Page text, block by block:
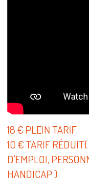
18 € PLEIN TARIF
10 € TARIF
D'EMPLOI,
HANDICAP )